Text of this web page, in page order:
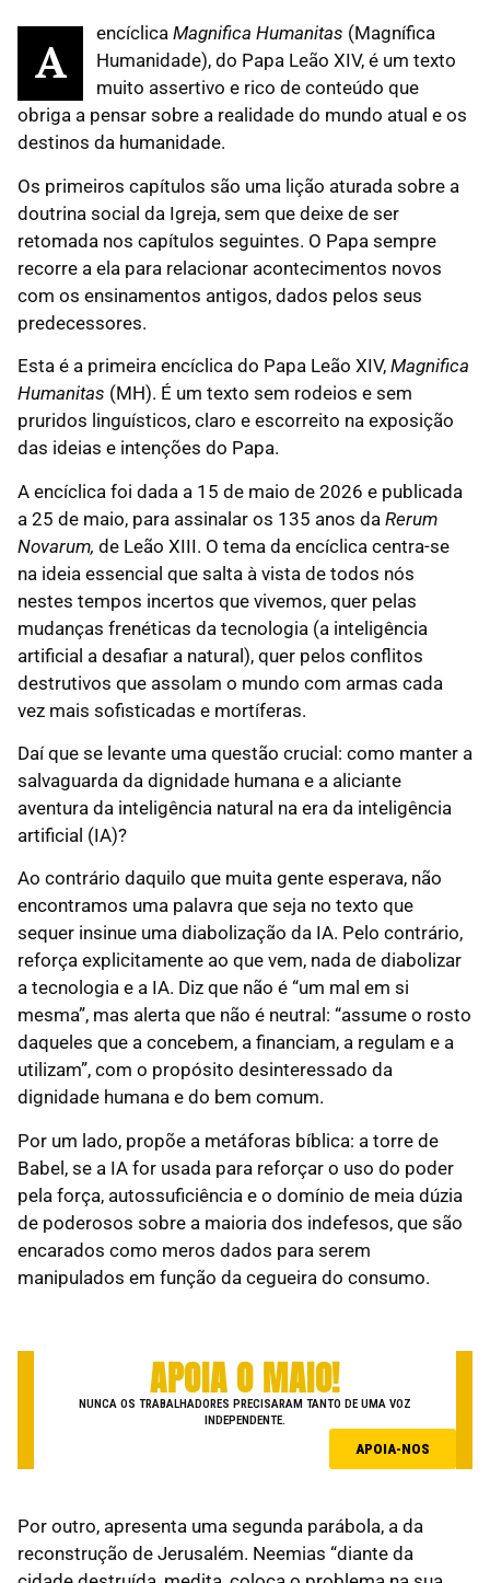
A encíclicaMagnifica Humanitas (Magnífica
Humanidade), do Papa Leão XIV, é um texto
muito assertivo e rico de conteúdo que
obriga a pensar sobre a realidade do mundo atual e os
destinos da humanidade.
Os primeiros capítulos são uma lição aturada sobre a
doutrina social da Igreja, sem que deixe de ser
retomada nos capítulos seguintes. O Papa sempre
recorre a ela para relacionar acontecimentos novos
com os ensinamentos antigos, dados pelos seus
predecessores.
Esta é a primeira encíclica do Papa Leão XIV, Magnifica
Humanitas (MH). É um texto sem rodeios e sem
pruridos linguísticos, claro e escorreito na exposição
das ideias e intenções do Papa.
A encíclica foi dada a 15 de maio de 2026 e publicada
a 25 de maio, para assinalar os 135 anos da Rerum
Novarum, de Leão XIII. O tema da encíclica centra-se
na ideia essencial que salta à vista de todos nós
nestes tempos incertos que vivemos, quer pelas
mudanças frenéticas da tecnologia (a inteligência
artificial a desafiar a natural), quer pelos conflitos
destrutivos que assolam o mundo com armas cada
vez mais sofisticadas e mortíferas.
Daí que se levante uma questão crucial: como manter a
salvaguarda da dignidade humana e a aliciante
aventura da inteligência natural na era da inteligência
artificial (IA)?
Ao contrário daquilo que muita gente esperava, não
encontramos uma palavra que seja no texto que
sequer insinue uma diabolização da IA. Pelo contrário,
reforça explicitamente ao que vem, nada de diabolizar
a tecnologia e a IA. Diz que não é “um mal em si
mesma”, mas alerta que não é neutral: “assume o rosto
daqueles que a concebem, a financiam, a regulam e a
utilizam”, com o propósito desinteressado da
dignidade humana e do bem comum.
Por um lado, propõe a metáforas bíblica: a torre de
Babel, se a IA for usada para reforçar o uso do poder
pela força, autossuficiência e o domínio de meia dúzia
de poderosos sobre a maioria dos indefesos, que são
encarados como meros dados para serem
manipulados em função da cegueira do consumo.
APOIA O MAIO!
NUNCA OS TRABALHADORES PRECISARAM TANTO DE UMA VOZ
INDEPENDENTE.
APOIA-NOS
Por outro, apresenta uma segunda parábola, a da
reconstrução de Jerusalém. Neemias “diante da